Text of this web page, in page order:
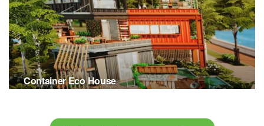
Container Eco House